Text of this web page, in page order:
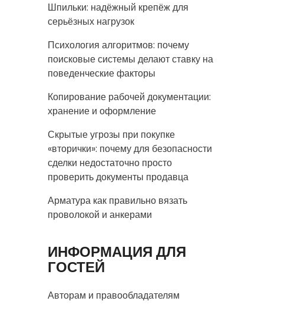
Шпильки: надёжный крепёж для
серьёзных нагрузок
Психология алгоритмов: почему
поисковые системы делают ставку на
поведенческие факторы
Копирование рабочей документации:
хранение и оформление
Скрытые угрозы при покупке
«вторички»: почему для безопасности
сделки недостаточно просто
проверить документы продавца
Арматура как правильно вязать
проволокой и анкерами
ИНФОРМАЦИЯ ДЛЯ
ГОСТЕЙ
Авторам и правообладателям